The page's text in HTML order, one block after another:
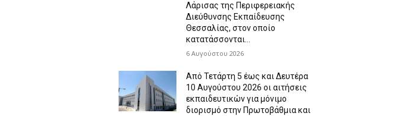
Λάρισας της Περιφερειακής
Διεύθυνσης Εκπαίδευσης
Θεσσαλίας, στον οποίο
κατατάσσονται...
6 Αυγούστου 2026
Από Τετάρτη 5 έως και Δευτέρα
10 Αυγούστου 2026 οι αιτήσεις
εκπαιδευτικών για μόνιμο
διορισμό στην Πρωτοβάθμια και